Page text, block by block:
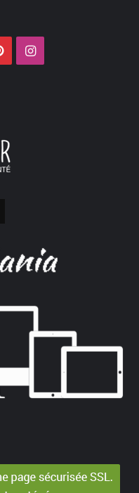
PinterestInstagram